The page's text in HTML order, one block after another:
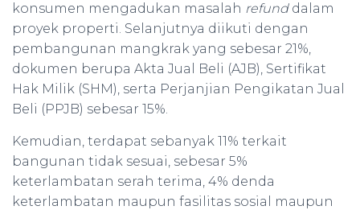
konsumen mengadukan masalah refunddalam
proyek properti. Selanjutnya diikuti dengan
pembangunan mangkrak yang sebesar 21%,
dokumen berupa Akta Jual Beli (AJB), Sertifikat
Hak Milik (SHM), serta Perjanjian Pengikatan Jual
Beli (PPJB) sebesar 15%.
Kemudian, terdapat sebanyak 11% terkait
bangunan tidak sesuai, sebesar 5%
keterlambatan serah terima, 4% denda
keterlambatan maupun fasilitas sosial maupun